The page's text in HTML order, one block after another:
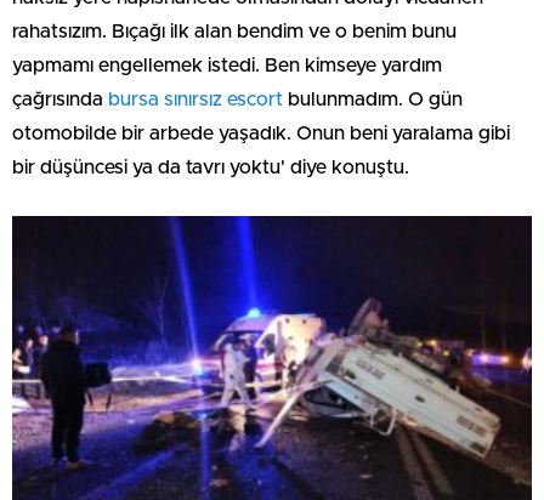
rahatsızım. Bıçağı ilk alan bendim ve o benim bunu
yapmamı engellemek istedi. Ben kimseye yardım
çağrısında bursa sınırsız escort bulunmadım. O gün
otomobilde bir arbede yaşadık. Onun beni yaralama gibi
bir düşüncesi ya da tavrı yoktu' diye konuştu.